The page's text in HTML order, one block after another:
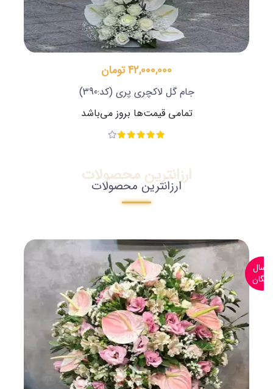
42,000,000 تومان
جام گل لاکچری پری (کد:390)
تمامی قیمت‌ها بروز می‌باشد
ارزانترین محصولات
ارزانترین محصولات
ارسال
رایگان